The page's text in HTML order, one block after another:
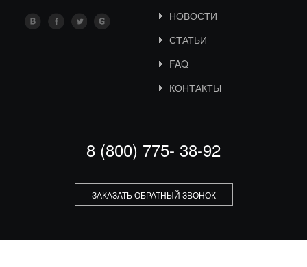
НОВОСТИ
СТАТЬИ
FAQ
КОНТАКТЫ
8 (800) 775- 38-92
ЗАКАЗАТЬ ОБРАТНЫЙ ЗВОНОК